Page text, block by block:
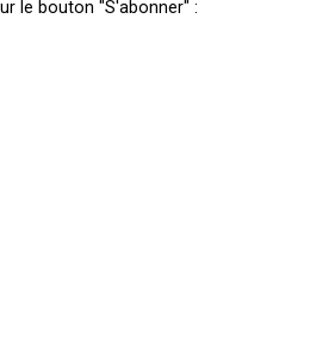
le bouton "S'abonner" :